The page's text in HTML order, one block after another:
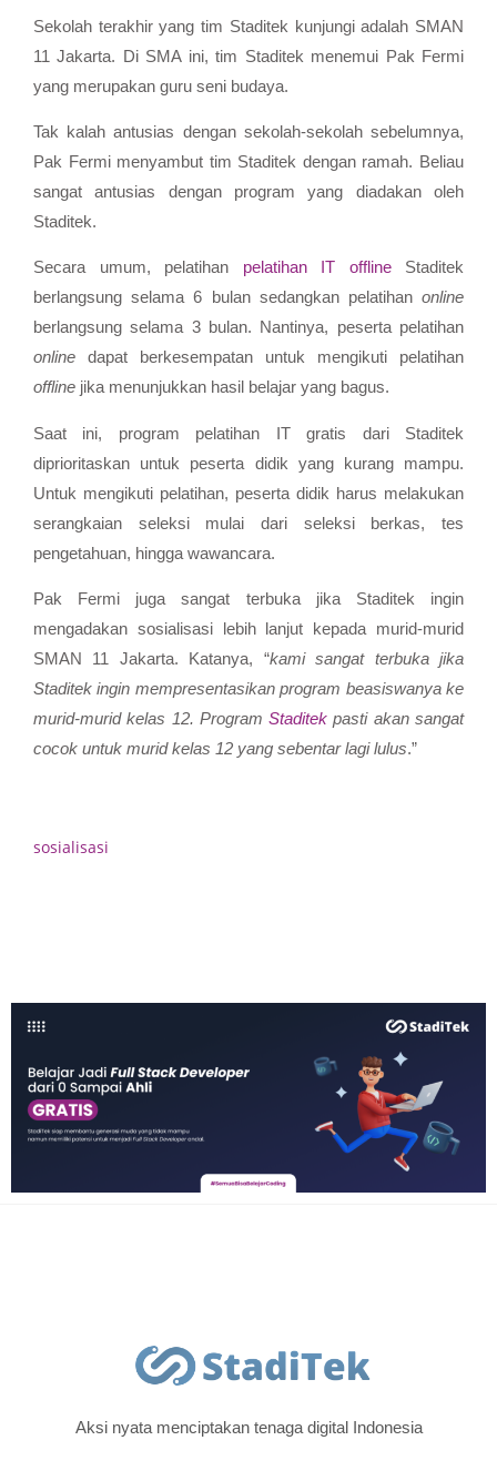
Sekolah terakhir yang tim Staditek kunjungi adalah SMAN
11 Jakarta. Di SMA ini, tim Staditek menemui Pak Fermi
yang merupakan guru seni budaya.
Tak kalah antusias dengan sekolah-sekolah sebelumnya,
Pak Fermi menyambut tim Staditek dengan ramah. Beliau
sangat antusias dengan program yang diadakan oleh
Staditek.
Secara umum, pelatihan pelatihan IT offline
Staditek
berlangsung selama 6 bulan sedangkan pelatihan online
berlangsung selama 3 bulan. Nantinya, peserta pelatihan
online dapat berkesempatan untuk mengikuti pelatihan
offline jika menunjukkan hasil belajar yang bagus.
Saat ini, program pelatihan IT gratis dari Staditek
diprioritaskan untuk peserta didik yang kurang mampu.
Untuk mengikuti pelatihan, peserta didik harus melakukan
serangkaian seleksi mulai dari seleksi berkas, tes
pengetahuan, hingga wawancara.
Pak Fermi juga sangat terbuka jika Staditek ingin
mengadakan sosialisasi lebih lanjut kepada murid-murid
SMAN 11 Jakarta. Katanya, “kami sangat terbuka jika
Staditek ingin mempresentasikan program beasiswanya ke
murid-murid kelas 12. ProgramStaditek pasti akan sangat
cocok untuk murid kelas 12 yang sebentar lagi lulus.”
sosialisasi
Aksi nyata menciptakan tenaga digital Indonesia